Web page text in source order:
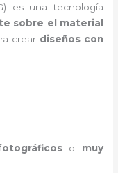
es una tecnología
sobre el material
crear diseños con
o muy